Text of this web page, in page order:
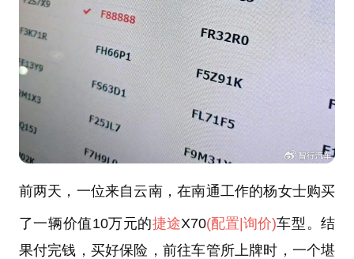
前两天，一位来自云南，在南通工作的杨女士购买
了一辆价值10万元的捷途X70(配置|询价)车型。结
果付完钱，买好保险，前往车管所上牌时，一个堪